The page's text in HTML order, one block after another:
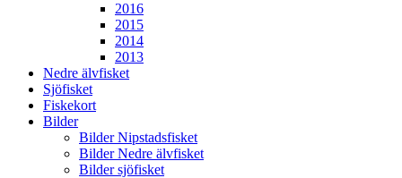
2016
2015
2014
2013
Nedre älvfisket
Sjöfisket
Fiskekort
Bilder
Bilder Nipstadsfisket
Bilder Nedre älvfisket
Bilder sjöfisket